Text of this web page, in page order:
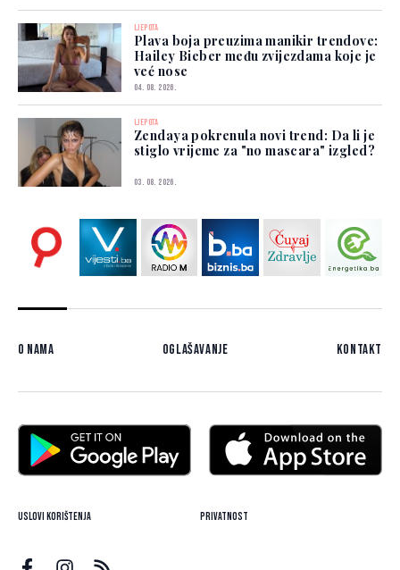
LJEPOTA
Plava boja preuzima manikir trendove:
Hailey Bieber među zvijezdama koje je
već nose
04. 08. 2026.
LJEPOTA
Zendaya pokrenula novi trend: Da li je
stiglo vrijeme za "no mascara" izgled?
03. 08. 2026.
O nama Oglašavanje Kontakt
Uslovi korištenja Privatnost